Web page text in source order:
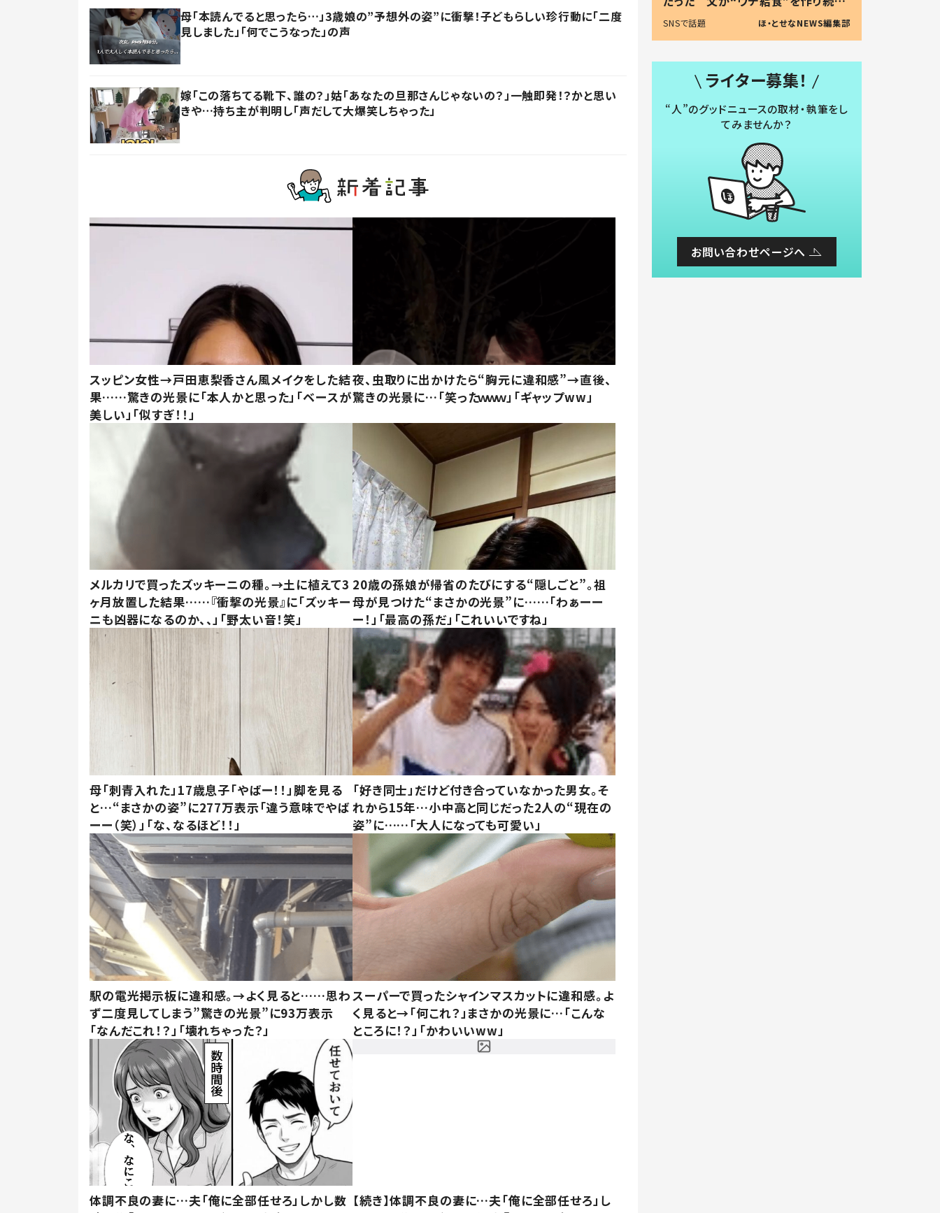
母「本読んでると思ったら…」3歳娘の”予想外の姿”に衝撃！子どもらしい珍行動に「二度
見しました」「何でこうなった」の声
嫁「この落ちてる靴下、誰の？」姑「あなたの旦那さんじゃないの？」一触即発！？かと思い
きや…持ち主が判明し「声だして大爆笑しちゃった」
スッピン女性→戸田恵梨香さん風メイクをした結
果……驚きの光景に「本人かと思った」「ベースが
美しい」「似すぎ！！」
夜、虫取りに出かけたら“胸元に違和感”→直後、
驚きの光景に…「笑ったｗｗｗ」「ギャップww」
メルカリで買ったズッキーニの種。→土に植えて3
ヶ月放置した結果……『衝撃の光景』に「ズッキー
ニも凶器になるのか、、」「野太い音！笑」
20歳の孫娘が帰省のたびにする“隠しごと”。祖
母が見つけた“まさかの光景”に……「わぁーー
ー！」「最高の孫だ」「これいいですね」
母「刺青入れた」17歳息子「やばー！！」脚を見る
と…“まさかの姿”に277万表示「違う意味でやば
ーー（笑）」「な、なるほど！！」
「好き同士」だけど付き合っていなかった男女。そ
れから15年…小中高と同じだった2人の“現在の
姿”に……「大人になっても可愛い」
駅の電光掲示板に違和感。→よく見ると……思わ
ず二度見してしまう”驚きの光景”に93万表示
「なんだこれ！？」「壊れちゃった？」
スーパーで買ったシャインマスカットに違和感。よ
く見ると→「何これ？」まさかの光景に…「こんな
ところに！？」「かわいいww」
体調不良の妻に…夫「俺に全部任せろ」しかし数 【続き】体調不良の妻に…夫「俺に全部任せろ」し
る理由とは #令和の親 #令和の子
SNSで話題 ほ・とせなNEWS編集部
ライター募集！
“人”のグッドニュースの取材・執筆をし
てみませんか？
お問い合わせページへ